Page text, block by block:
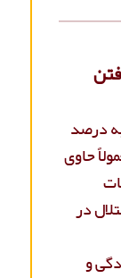
درصد
حاوی
در
و